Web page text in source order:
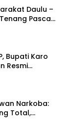
Daulu –
Pasca
Bupati Karo
Resmi
Narkoba:
Total,
Utama